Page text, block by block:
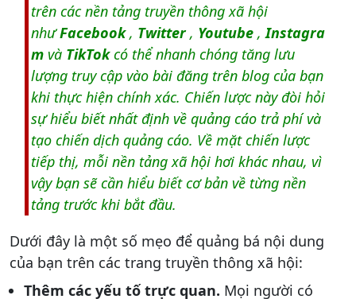
trên các nền tảng truyền thông xã hội
nhưFacebook, Twitter, Youtube ,Instagra
m và TikTokcó thể nhanh chóng tăng lưu
lượng truy cập vào bài đăng trên blog của bạn
khi thực hiện chính xác. Chiến lược này đòi hỏi
sự hiểu biết nhất định về quảng cáo trả phí và
tạo chiến dịch quảng cáo. Về mặt chiến lược
tiếp thị, mỗi nền tảng xã hội hơi khác nhau, vì
vậy bạn sẽ cần hiểu biết cơ bản về từng nền
tảng trước khi bắt đầu.
Dưới đây là một số mẹo để quảng bá nội dung
của bạn trên các trang truyền thông xã hội:
Thêm các yếu tố trực quan. Mọi người có